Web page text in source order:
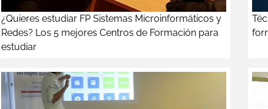
¿Quieres estudiar FP Sistemas Microinformáticos y
Redes? Los 5 mejores Centros de Formación para
estudiar